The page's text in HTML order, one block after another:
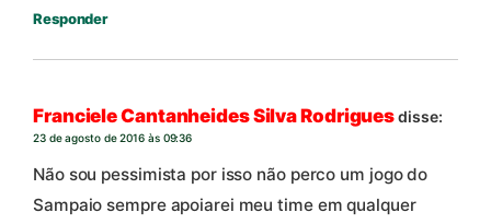
Responder
Franciele Cantanheides Silva Rodriguesdisse:
23 de agosto de 2016 às 09:36
Não sou pessimista por isso não perco um jogo do
Sampaio sempre apoiarei meu time em qualquer